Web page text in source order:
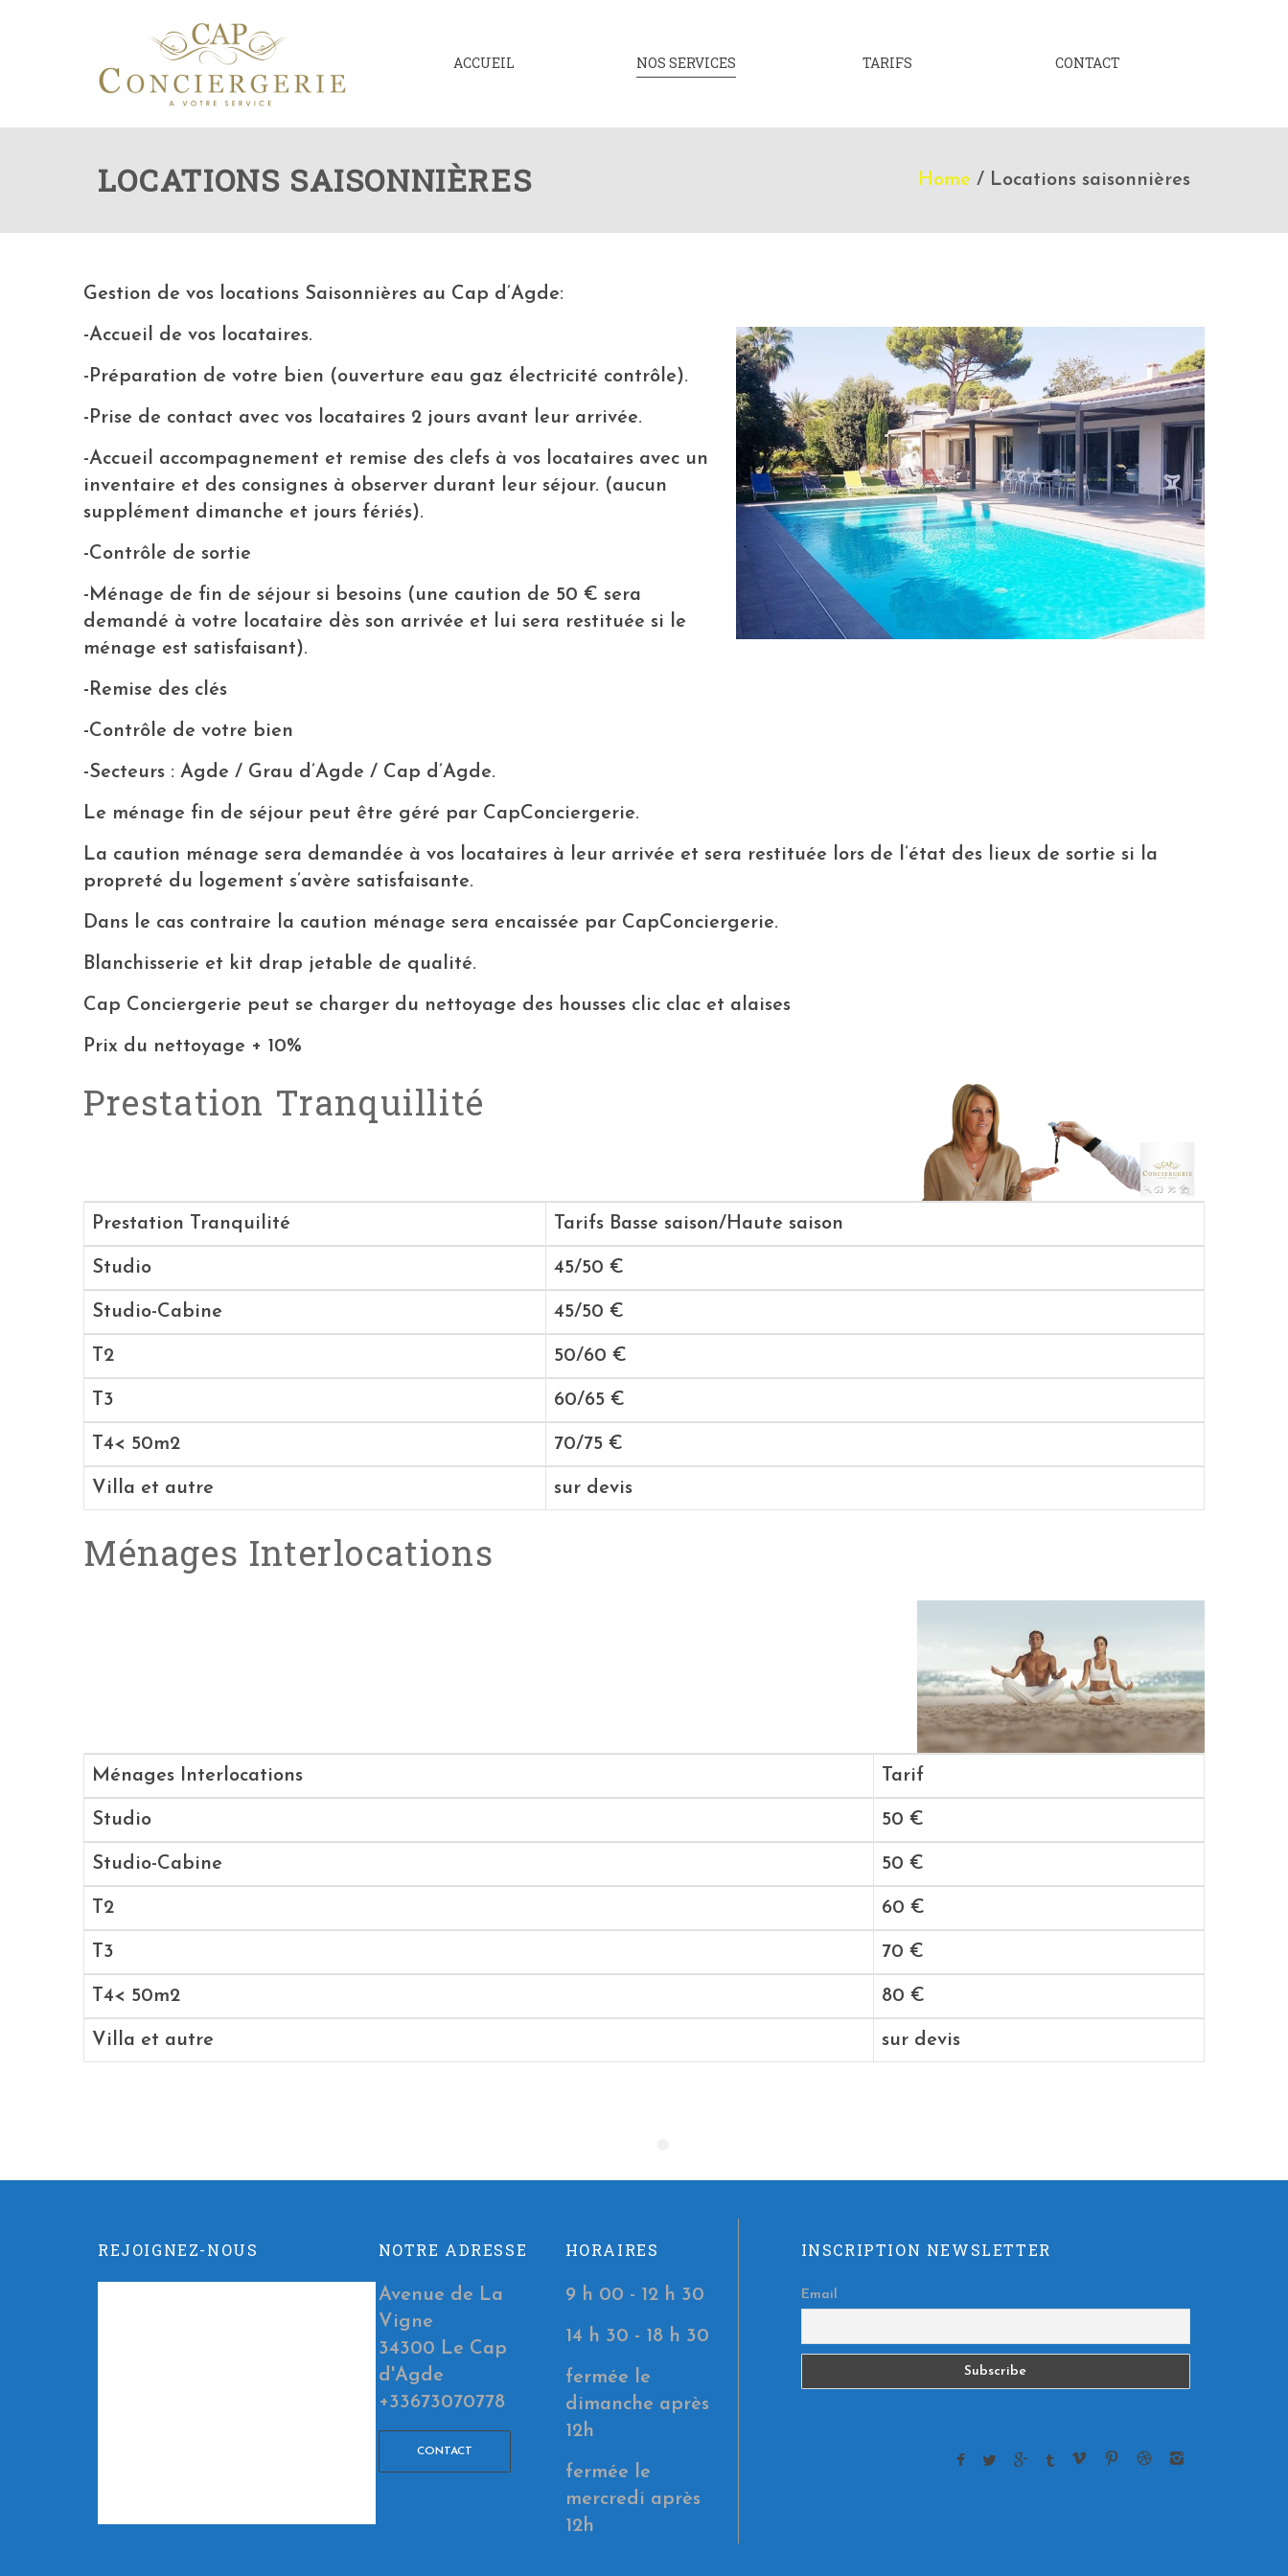
ACCUEIL NOS SERVICES TARIFS CONTACT
LOCATIONS SAISONNIÈRES Home / Locations saisonnières
Gestion de vos locations Saisonnières au Cap d’Agde:
-Accueil de vos locataires.
-Préparation de votre bien (ouverture eau gaz électricité contrôle).
-Prise de contact avec vos locataires 2 jours avant leur arrivée.
-Accueil accompagnement et remise des clefs à vos locataires avec un
inventaire et des consignes à observer durant leur séjour. (aucun
supplément dimanche et jours fériés).
-Contrôle de sortie
-Ménage de fin de séjour si besoins (une caution de 50 € sera
demandé à votre locataire dès son arrivée et lui sera restituée si le
ménage est satisfaisant).
-Remise des clés
-Contrôle de votre bien
-Secteurs : Agde / Grau d’Agde / Cap d’Agde.
Le ménage fin de séjour peut être géré par CapConciergerie.
La caution ménage sera demandée à vos locataires à leur arrivée et sera restituée lors de l’état des lieux de sortie si la
propreté du logement s’avère satisfaisante.
Dans le cas contraire la caution ménage sera encaissée par CapConciergerie.
Blanchisserie et kit drap jetable de qualité.
Cap Conciergerie peut se charger du nettoyage des housses clic clac et alaises
Prix du nettoyage + 10%
Prestation Tranquillité
Prestation Tranquilité Tarifs Basse saison/Haute saison
Studio 45/50 €
Studio-Cabine 45/50 €
T2 50/60 €
T3 60/65 €
T4< 50m2 70/75 €
Villa et autre sur devis
Ménages Interlocations
Ménages Interlocations Tarif
Studio 50 €
Studio-Cabine 50 €
T2 60 €
T3 70 €
T4< 50m2 80 €
Villa et autre sur devis
REJOIGNEZ-NOUS NOTRE ADRESSE
Avenue de La
Vigne
34300 Le Cap
d'Agde
+33673070778
CONTACT
HORAIRES
9 h 00 - 12 h 30
14 h 30 - 18 h 30
fermée le
dimanche après
12h
fermée le
mercredi après
12h
INSCRIPTION NEWSLETTER
Email